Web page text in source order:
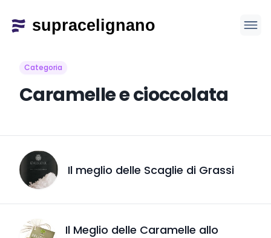
Categoria
Caramelle e cioccolata
Il meglio delle Scaglie di Grassi
Il Meglio delle Caramelle allo